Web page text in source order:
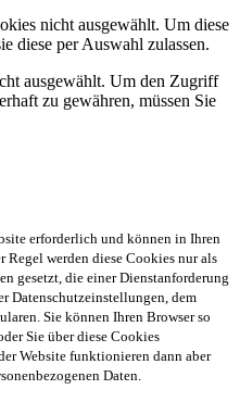
nicht ausgewählt. Um diese
diese per Auswahl zulassen.
ausgewählt. Um den Zugriff
zu gewähren, müssen Sie
erforderlich und können in Ihren
werden diese Cookies nur als
gesetzt, die einer Dienstanforderung
Datenschutzeinstellungen, dem
Sie können Ihren Browser so
Sie über diese Cookies
Website funktionieren dann aber
Daten.